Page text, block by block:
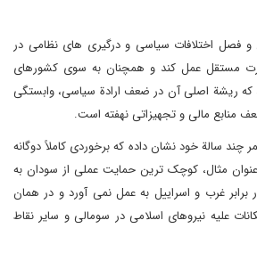
و فصل اختلافات سیاسی و درگیری های نظامی در
مستقل عمل کند و همچنان به سوی کشورهای
که ریشة اصلی آن در ضعف ارادة سیاسی، وابستگی
منابع مالی و تجهیزاتی نهفته است.
چند سالة خود نشان داده که برخوردی کاملاً دوگانه
عنوان مثال، کوچک ترین حمایت عملی از سودان به
غرب و اسراییل به عمل نمی آورد و در همان
علیه نیروهای اسلامی در سومالی و سایر نقاط